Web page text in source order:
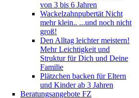
von 3 bis 6 Jahren
Wackelzahnpubertät Nicht
mehr klein.. ...und noch nicht
groß!
Den Alltag leichter meistern!
Mehr Leichtigkeit und
Struktur für Dich und Deine
Familie
Plätzchen backen für Eltern
und Kinder ab 3 Jahren
Beratungsangebote FZ